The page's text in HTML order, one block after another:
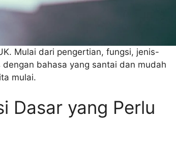
Mulai dari pengertian, fungsi, jenis-
bahasa yang santai dan mudah
mulai.
Dasar yang Perlu